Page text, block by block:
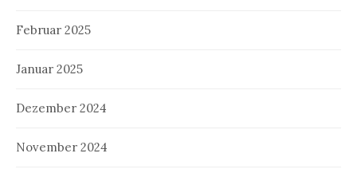
Februar 2025
Januar 2025
Dezember 2024
November 2024